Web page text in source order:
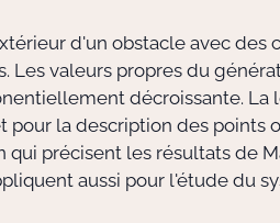
d'un obstacle avec des
Les valeurs propres du
décroissante. La
la description des points
précisent les résultats de
aussi pour l'étude du